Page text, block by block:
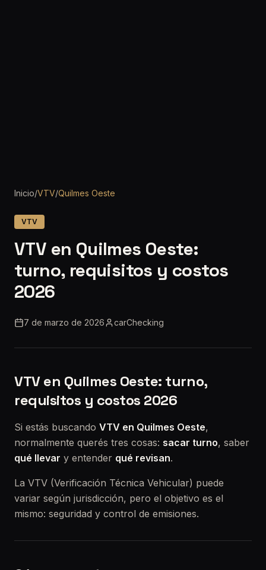
Inicio/VTV/Quilmes Oeste
VTV
VTV en Quilmes Oeste:
turno, requisitos y costos
2026
7 de marzo de 2026 carChecking
VTV en Quilmes Oeste: turno,
requisitos y costos 2026
Si estás buscando VTV en Quilmes Oeste,
normalmente querés tres cosas: sacar turno, saber
qué llevar y entender qué revisan.
La VTV (Verificación Técnica Vehicular) puede
variar según jurisdicción, pero el objetivo es el
mismo: seguridad y control de emisiones.